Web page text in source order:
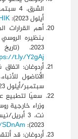
أيلول 2023):
أهم القرارات
2023، (تاريخ الدخول: 8 سبتمبر/أيلول 2023):
t.ly/Y2gAj
أردوغان:
سبتمبر/أيلول 2023):
سعيًا لتطبيع
وزراء خارجية
2023):